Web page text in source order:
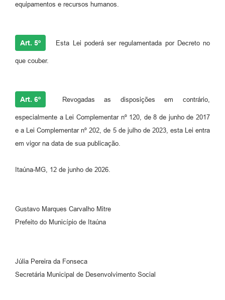
equipamentos e recursos humanos.
Art. 5º Esta Lei poderá ser regulamentada por Decreto no
que couber.
Art. 6º Revogadas as disposições em contrário,
especialmente a Lei Complementar nº 120, de 8 de junho de 2017
e a Lei Complementar nº 202, de 5 de julho de 2023, esta Lei entra
em vigor na data de sua publicação.
Itaúna-MG, 12 de junho de 2026.
Gustavo Marques Carvalho Mitre
Prefeito do Município de Itaúna
Júlia Pereira da Fonseca
Secretária Municipal de Desenvolvimento Social